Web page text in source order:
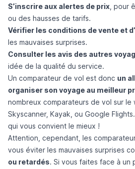
S’inscrire aux alertes de prix , pour
ou des hausses de tarifs.
Vérifier les conditions de vente et
les mauvaises surprises.
Consulter les avis des autres
idée de la qualité du service.
Un comparateur de vol est donc un
organiser son voyage au meilleur
nombreux comparateurs de vol sur le
Skyscanner, Kayak, ou Google
qui vous convient le mieux !
Attention, cependant, les
vous éviter les mauvaises surprises
ou retardés. Si vous faites face à un